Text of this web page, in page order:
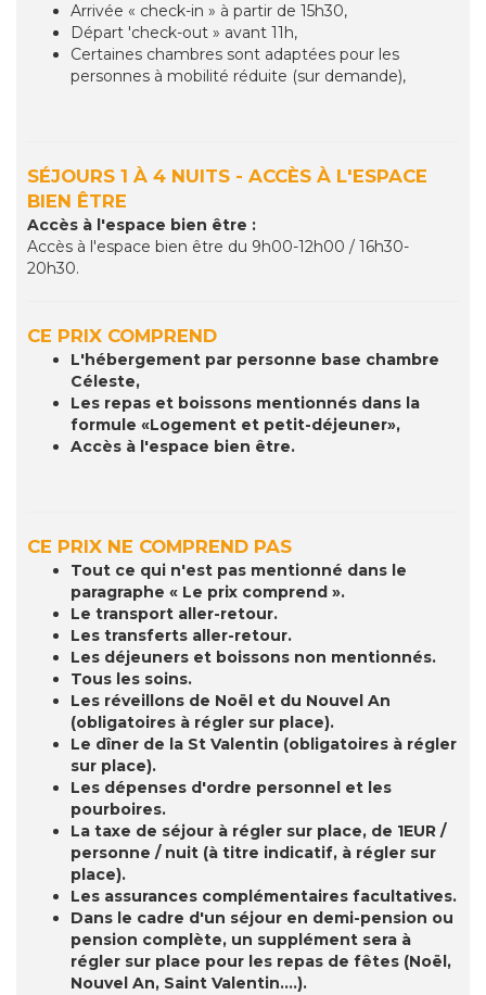
Arrivée « check-in » à partir de 15h30,
Départ 'check-out » avant 11h,
Certaines chambres sont adaptées pour les
personnes à mobilité réduite (sur demande),
SÉJOURS 1 À 4 NUITS - ACCÈS À L'ESPACE
BIEN ÊTRE
Accès à l'espace bien être :
Accès à l'espace bien être du 9h00-12h00 / 16h30-
20h30.
CE PRIX COMPREND
L'hébergement par personne base chambre
Céleste,
Les repas et boissons mentionnés dans la
formule «Logement et petit-déjeuner»,
Accès à l'espace bien être.
CE PRIX NE COMPREND PAS
Tout ce qui n'est pas mentionné dans le
paragraphe « Le prix comprend ».
Le transport aller-retour.
Les transferts aller-retour.
Les déjeuners et boissons non mentionnés.
Tous les soins.
Les réveillons de Noël et du Nouvel An
(obligatoires à régler sur place).
Le dîner de la St Valentin (obligatoires à régler
sur place).
Les dépenses d'ordre personnel et les
pourboires.
La taxe de séjour à régler sur place, de 1EUR /
personne / nuit (à titre indicatif, à régler sur
place).
Les assurances complémentaires facultatives.
Dans le cadre d'un séjour en demi-pension ou
pension complète, un supplément sera à
régler sur place pour les repas de fêtes (Noël,
Nouvel An, Saint Valentin....).